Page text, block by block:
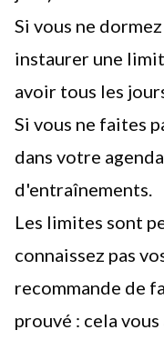
Si vous ne dormez
instaurer une
avoir tous les
Si vous ne faites
dans votre
d'entraînements.
Les limites sont
connaissez pas
recommande de
prouvé : cela